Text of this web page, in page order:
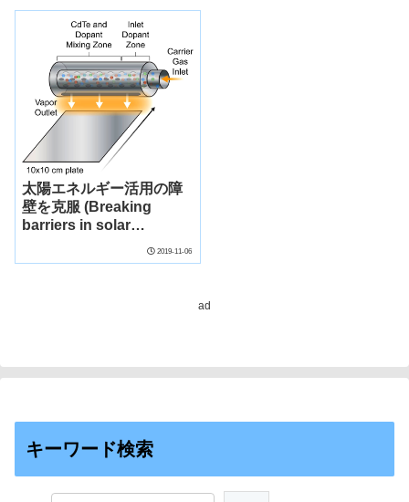
太陽エネルギー活用の障
壁を克服 (Breaking
barriers in solar
2019-11-06
ad
キーワード検索